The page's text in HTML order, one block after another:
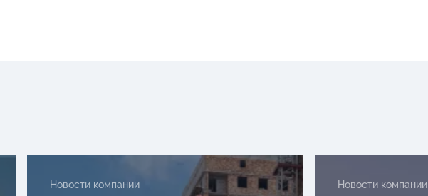
Новости компании Новости компании